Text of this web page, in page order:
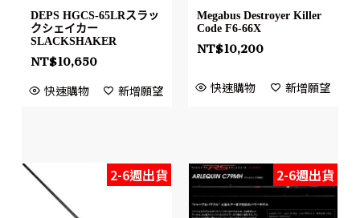
DEPS HGCS-65LRスラッ
クシェイカー
SLACKSHAKER
NT$10,650
快速購物 新增願望
Megabus Destroyer Killer
Code F6-66X
NT$10,200
快速購物 新增願望
2-6週出貨 2-6週出貨